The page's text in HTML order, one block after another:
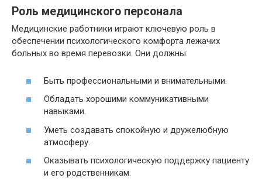
Роль медицинского персонала
Медицинские работники играют ключевую роль в
обеспечении психологического комфорта лежачих
больных во время перевозки. Они должны:
Быть профессиональными и внимательными.
Обладать хорошими коммуникативными
навыками.
Уметь создавать спокойную и дружелюбную
атмосферу.
Оказывать психологическую поддержку пациенту
и его родственникам.